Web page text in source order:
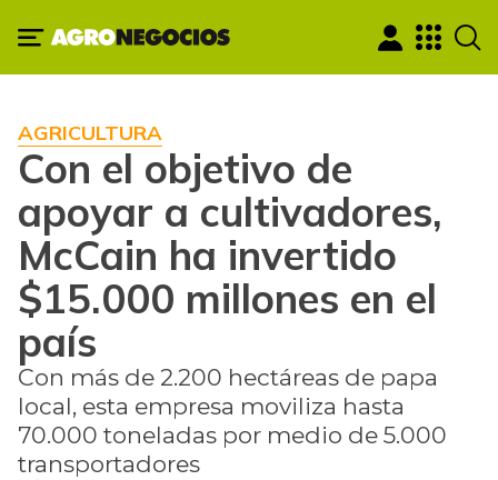
AGRICULTURA
Con el objetivo de
apoyar a cultivadores,
McCain ha invertido
$15.000 millones en el
país
Con más de 2.200 hectáreas de papa
local, esta empresa moviliza hasta
70.000 toneladas por medio de 5.000
transportadores